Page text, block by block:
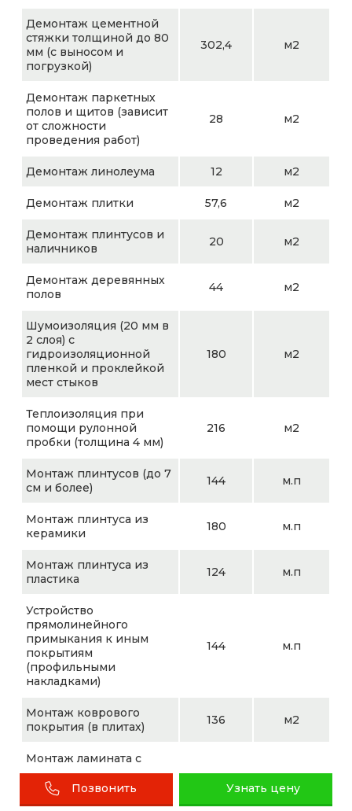
Демонтаж цементной
стяжки толщиной до 80
мм (с выносом и
погрузкой)
302,4 м2
Демонтаж паркетных
полов и щитов (зависит
от сложности
проведения работ)
28 м2
Демонтаж линолеума 12 м2
Демонтаж плитки 57,6 м2
Демонтаж плинтусов и
наличников
20 м2
Демонтаж деревянных
полов
44 м2
Шумоизоляция (20 мм в
2 слоя) с
гидроизоляционной
пленкой и проклейкой
мест стыков
180 м2
Теплоизоляция при
помощи рулонной
пробки (толщина 4 мм)
216 м2
Монтаж плинтусов (до 7
см и более)
144 м.п
Монтаж плинтуса из
керамики
180 м.п
Монтаж плинтуса из
пластика
124 м.п
Устройство
прямолинейного
примыкания к иным
покрытиям
(профильными
накладками)
144 м.п
Монтаж коврового
покрытия (в плитах)
136 м2
Монтаж ламината с
подложкой на
подготовленную
поверхность
Позвонить Узнать цену